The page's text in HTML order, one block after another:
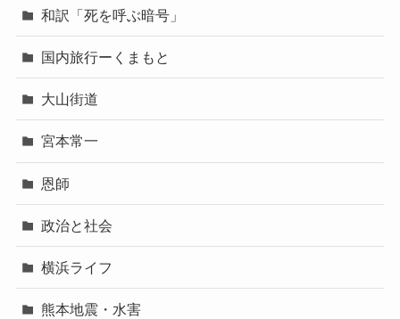
和訳「死を呼ぶ暗号」
国内旅行ーくまもと
大山街道
宮本常一
恩師
政治と社会
横浜ライフ
熊本地震・水害